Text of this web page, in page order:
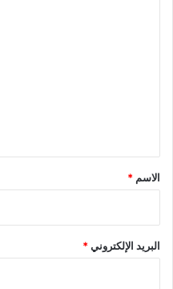
*
الاسم *
البريد الإلكتروني*